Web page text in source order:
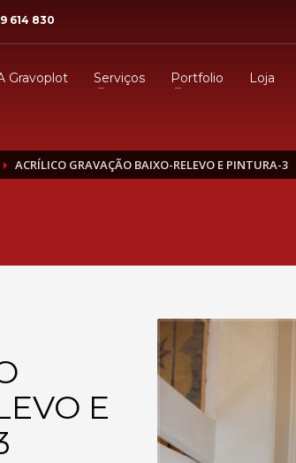
614 830
Gravoplot Serviços Portfolio Loja
ACRÍLICO GRAVAÇÃO BAIXO-RELEVO E PINTURA-3
E